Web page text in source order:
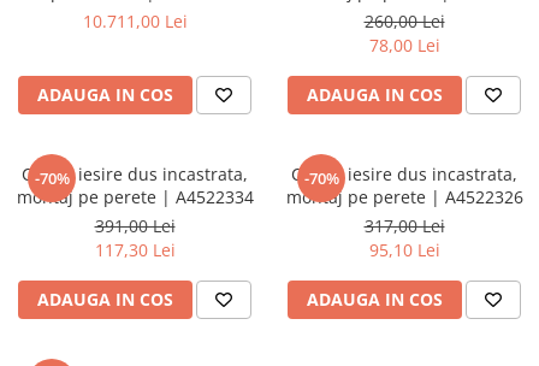
Baterii lavoar montare pe tavan
Baterii pentru bideu
Robinete coltar
Robinete masina de spalat
10.711,00 Lei
ADAUGA IN COS
260,00 Lei
78,00 Lei
ADAUGA IN COS
-70%
Cot de iesire dus incastrata,
montaj pe perete | A4522334
391,00 Lei
117,30 Lei
ADAUGA IN COS
-70%
Cot de iesire dus incastrata,
montaj pe perete | A4522326
317,00 Lei
95,10 Lei
ADAUGA IN COS